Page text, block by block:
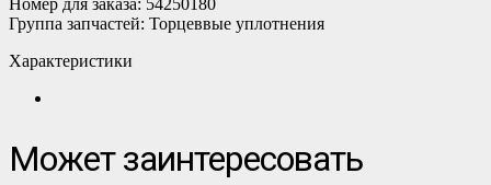
Группа запчастей: Торцеввые уплотнения
Характеристики
Может заинтересовать